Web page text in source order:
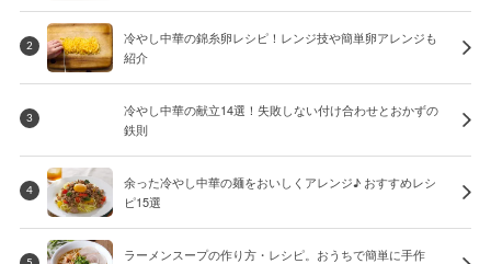
2
冷やし中華の錦糸卵レシピ！レンジ技や簡単卵アレンジも
紹介
3
冷やし中華の献立14選！失敗しない付け合わせとおかずの
鉄則
4
余った冷やし中華の麺をおいしくアレンジ♪ おすすめレシ
ピ15選
ラーメンスープの作り方・レシピ。おうちで簡単に手作